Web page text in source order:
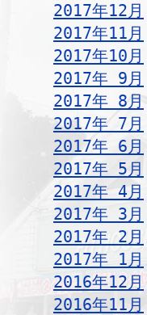
2017年12月
2017年11月
2017年10月
2017年 9月
2017年 8月
2017年 7月
2017年 6月
2017年 5月
2017年 4月
2017年 3月
2017年 2月
2017年 1月
2016年12月
2016年11月